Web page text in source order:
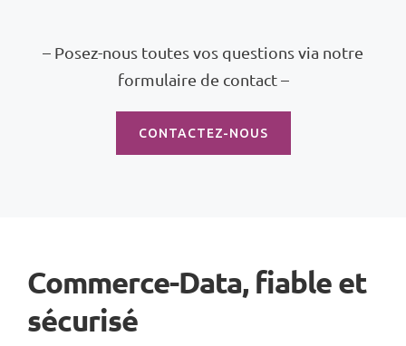
– Posez-nous toutes vos questions via notre
formulaire de contact –
CONTACTEZ-NOUS
Commerce-Data, fiable et
sécurisé